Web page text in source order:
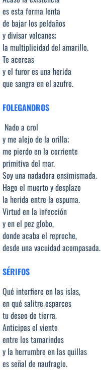
es esta forma lenta
de bajar los peldaños
y divisar volcanes;
la multiplicidad del amarillo.
Te acercas
y el furor es una herida
que sangra en el azufre.
FOLEGANDROS
Nado a crol
y me alejo de la orilla;
me pierdo en la corriente
primitiva del mar.
Soy una nadadora ensimismada.
Hago el muerto y desplazo
la herida entre la espuma.
Virtud en la infección
y en el pez globo,
donde acaba el reproche,
desde una vacuidad acompasada.
SÉRIFOS
Qué interfiere en las islas,
en qué salitre esparces
tu deseo de tierra.
Anticipas el viento
entre los tamarindos
y la herrumbre en las quillas
es señal de naufragio.